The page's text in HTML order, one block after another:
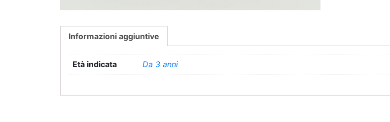
Informazioni aggiuntive
Età indicata Da 3 anni